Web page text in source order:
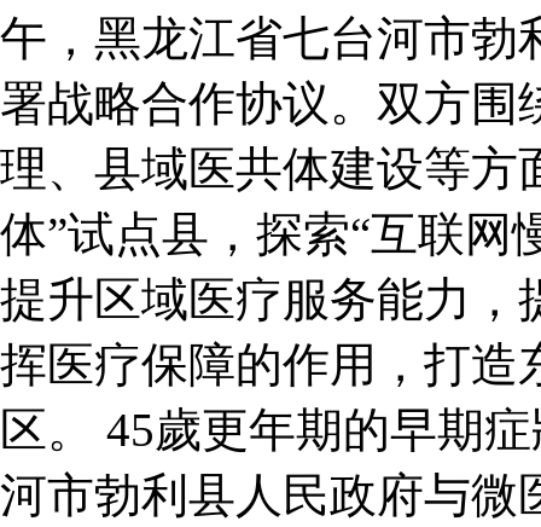
午，黑龙江省七台河市勃
署战略合作协议。双方围
理、县域医共体建设等方
体”试点县，探索“互联网
提升区域医疗服务能力，
挥医疗保障的作用，打造
区。 45歲更年期的早期
河市勃利县人民政府与微